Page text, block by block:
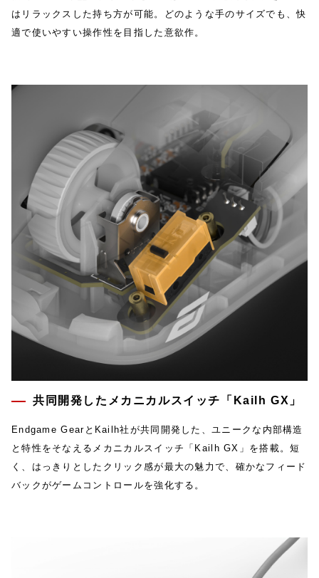
はリラックスした持ち方が可能。どのような手のサイズでも、快
適で使いやすい操作性を目指した意欲作。
共同開発したメカニカルスイッチ「Kailh GX」
Endgame GearとKailh社が共同開発した、ユニークな内部構造
と特性をそなえるメカニカルスイッチ「Kailh GX」を搭載。短
く、はっきりとしたクリック感が最大の魅力で、確かなフィード
バックがゲームコントロールを強化する。